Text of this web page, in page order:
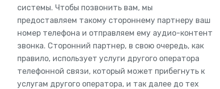
системы. Чтобы позвонить вам, мы
предоставляем такому стороннему партнеру ваш
номер телефона и отправляем ему аудио-контент
звонка. Сторонний партнер, в свою очередь, как
правило, использует услуги другого оператора
телефонной связи, который может прибегнуть к
услугам другого оператора, и так далее до тех